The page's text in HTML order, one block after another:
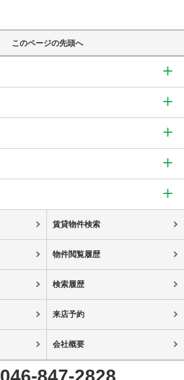
このページの先頭へ
賃貸物件検索
物件閲覧履歴
検索履歴
来店予約
会社概要